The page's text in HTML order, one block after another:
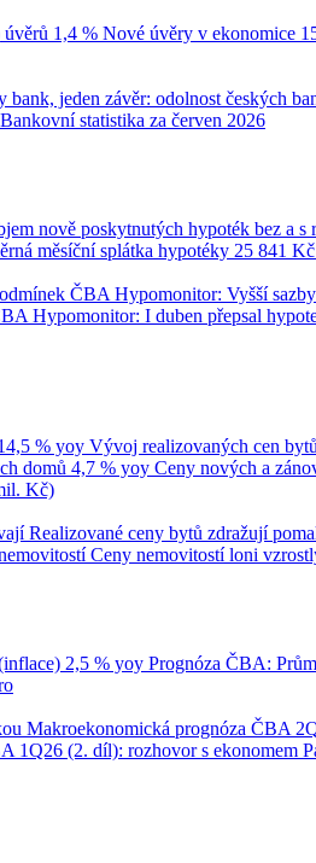
1,4 % Nové úvěry v ekonomice
bank, jeden závěr: odolnost českých
Bankovní statistika za červen 2026
nově poskytnutých hypoték bez a s
měsíční splátka hypotéky 25 841 Kč
ČBA Hypomonitor: Vyšší
Hypomonitor: I duben přepsal
% yoy Vývoj realizovaných cen
domů 4,7 % yoy Ceny nových a
Kč)
Realizované ceny bytů zdražují
Ceny nemovitostí loni
2,5 % yoy Prognóza ČBA:
Makroekonomická prognóza ČBA
1Q26 (2. díl): rozhovor s ekonomem